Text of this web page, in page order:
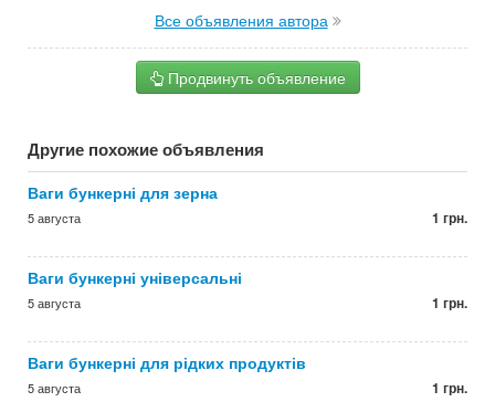
Все объявления автора
Продвинуть объявление
Другие похожие объявления
Ваги бункерні для зерна
5 августа 1 грн.
Ваги бункерні універсальні
5 августа 1 грн.
Ваги бункерні для рідких продуктів
5 августа 1 грн.